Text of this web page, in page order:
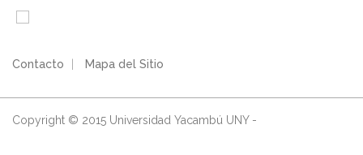
Contacto Mapa del Sitio
Copyright © 2015 Universidad Yacambú UNY -